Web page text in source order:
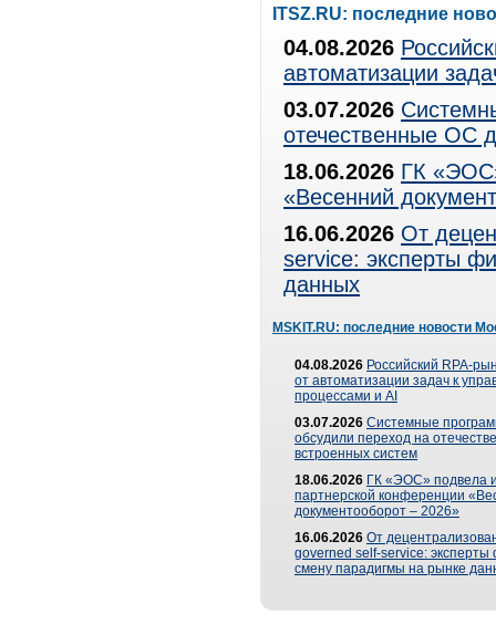
ITSZ.RU: последние
04.08.2026
автоматизации
03.07.2026
отечественные ОС
18.06.2026 ГК
«Весенний
16.06.2026 От
service: эксперты
данных
MSKIT.RU: последние новости
04.08.2026 Российский RPA-
от автоматизации задач к
процессами и AI
03.07.2026 Системные
обсудили переход на
встроенных систем
18.06.2026 ГК «ЭОС» подвела
партнерской конференции
документооборот – 2026»
16.06.2026 От
governed self-service: эксперты
смену парадигмы на рынке